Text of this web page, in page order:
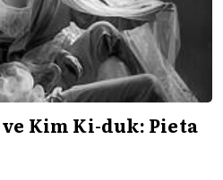
Kim Ki-duk: Pieta